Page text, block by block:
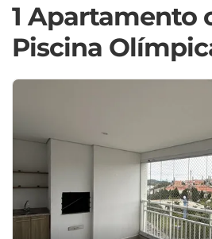
1 Apartamento
Piscina